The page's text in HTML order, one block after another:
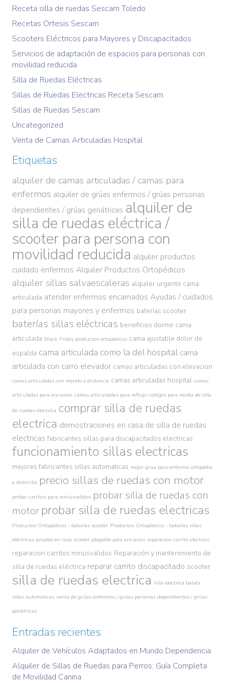
Receta silla de ruedas Sescam Toledo
Recetas Ortesis Sescam
Scooters Eléctricos para Mayores y Discapacitados
Servicios de adaptación de espacios para personas con
movilidad reducida
Silla de Ruedas Eléctricas
Sillas de Ruedas Electricas Receta Sescam
Sillas de Ruedas Sescam
Uncategorized
Venta de Camas Articuladas Hospital
Etiquetas
alquiler de camas articuladas / camas para
enfermos alquiler de grúas enfermos / grúas personas
dependientes / grúas geriátricas alquiler de
silla de ruedas eléctrica /
scooter para persona con
movilidad reducida alquiler productos
cuidado enfermos Alquiler Productos Ortopédicos
alquiler sillas salvaescaleras alquiler urgente cama
articulada atender enfermos encamados Ayudas / cuidados
para personas mayores y enfermos baterías scooter
baterías sillas eléctricas beneficios dormir cama
articulada Black Friday productos ortopédicos cama ajustable dolor de
espalda cama articulada como la del hospital cama
articulada con carro elevador camas articuladas con elevacion
camas articuladas con mando a distancia camas articuladas hospital camas
articuladas para ancianos camas articurables para reflujo codigos para receta de silla
de ruedas electrica comprar silla de ruedas
electrica demostraciones en casa de silla de ruedas
electricas fabricantes sillas para discapacitados electricas
funcionamiento sillas electricas
mejores fabricantes sillas automaticas mejor grua para enfermo ortopedia
a domicilio precio sillas de ruedas con motor
probar carritos para minusvalidos probar silla de ruedas con
motorprobar silla de ruedas electricas
Productos Ortopédicos - baterías scooter Productos Ortopédicos - baterías sillas
eléctricas prueba en casa scooter plegable para ancianos reparacion carrito electrico
reparacion carritos minusvalidos Reparación y mantenimiento de
silla de ruedas eléctrica reparar carrito discapacitado scooter
silla de ruedas electrica silla electrica barata
sillas automaticas venta de grúas enfermos / grúas personas dependientes / grúas
geriátricas
Entradas recientes
Alquiler de Vehículos Adaptados en Mundo Dependencia
Alquiler de Sillas de Ruedas para Perros: Guía Completa
de Movilidad Canina